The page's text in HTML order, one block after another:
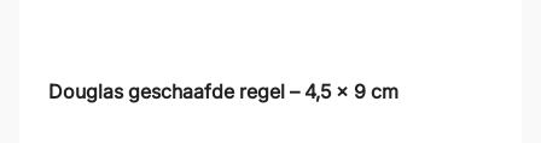
Douglas geschaafde regel – 4,5 x 9 cm